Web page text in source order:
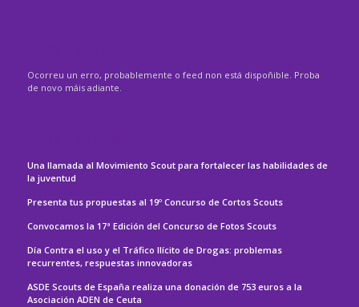
Ocorreu un erro, probablemente o feed non está dispoñible. Proba
de novo máis adiante.
Una llamada al Movimiento Scout para fortalecer las habilidades de
la juventud
Presenta tus propuestas al 19º Concurso de Cortos Scouts
Convocamos la 17ª Edición del Concurso de Fotos Scouts
Día Contra el uso y el Tráfico Ilícito de Drogas: problemas
recurrentes, respuestas innovadoras
ASDE Scouts de España realiza una donación de 753 euros a la
Asociación ADEN de Ceuta